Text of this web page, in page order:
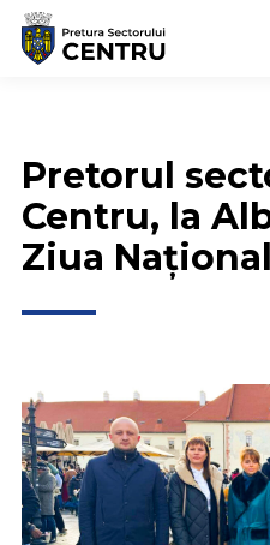
Pretorul
Centru, la
Ziua